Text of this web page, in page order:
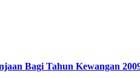
Bagi Tahun Kewangan